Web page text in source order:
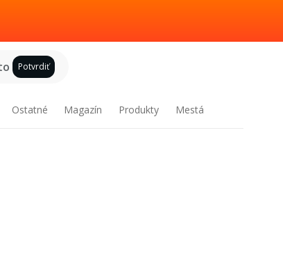
Potvrdiť
Ostatné Magazín Produkty Mestá